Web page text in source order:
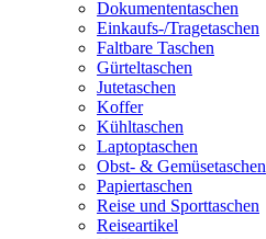
Dokumententaschen
Einkaufs-/Tragetaschen
Faltbare Taschen
Gürteltaschen
Jutetaschen
Koffer
Kühltaschen
Laptoptaschen
Obst- & Gemüsetaschen
Papiertaschen
Reise und Sporttaschen
Reiseartikel